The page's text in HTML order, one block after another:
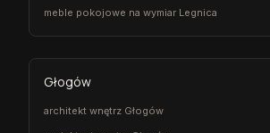
meble pokojowe na wymiar Legnica
Głogów
architekt wnętrz Głogów